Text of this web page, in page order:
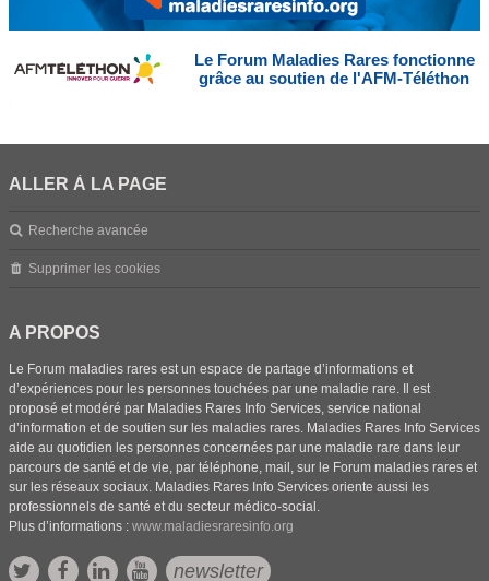
Le Forum Maladies Rares fonctionne
grâce au soutien de l'AFM-Téléthon
ALLER À LA PAGE
Recherche avancée
Supprimer les cookies
A PROPOS
Le Forum maladies rares est un espace de partage d’informations et
d’expériences pour les personnes touchées par une maladie rare. Il est
proposé et modéré par Maladies Rares Info Services, service national
d’information et de soutien sur les maladies rares. Maladies Rares Info Services
aide au quotidien les personnes concernées par une maladie rare dans leur
parcours de santé et de vie, par téléphone, mail, sur le Forum maladies rares et
sur les réseaux sociaux. Maladies Rares Info Services oriente aussi les
professionnels de santé et du secteur médico-social.
Plus d’informations : www.maladiesraresinfo.org
newsletter